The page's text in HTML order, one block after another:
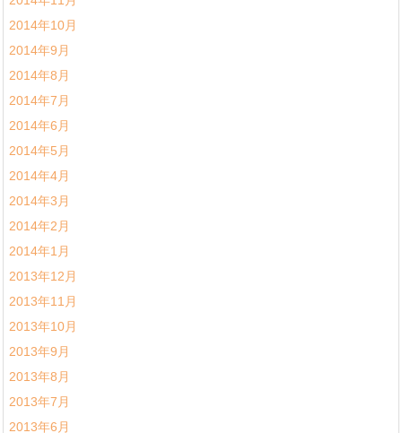
2014年10月
2014年9月
2014年8月
2014年7月
2014年6月
2014年5月
2014年4月
2014年3月
2014年2月
2014年1月
2013年12月
2013年11月
2013年10月
2013年9月
2013年8月
2013年7月
2013年6月